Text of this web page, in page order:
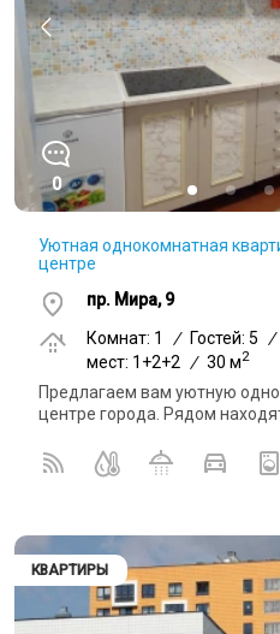
0
Уютная однокомнатная
центре
пр. Мира, 9
Комнат: 1
/ Гостей: 5 /
мест: 1+2+2
/ 30 м2
Предлагаем вам уютную
центре города. Рядом
КВАРТИРЫ